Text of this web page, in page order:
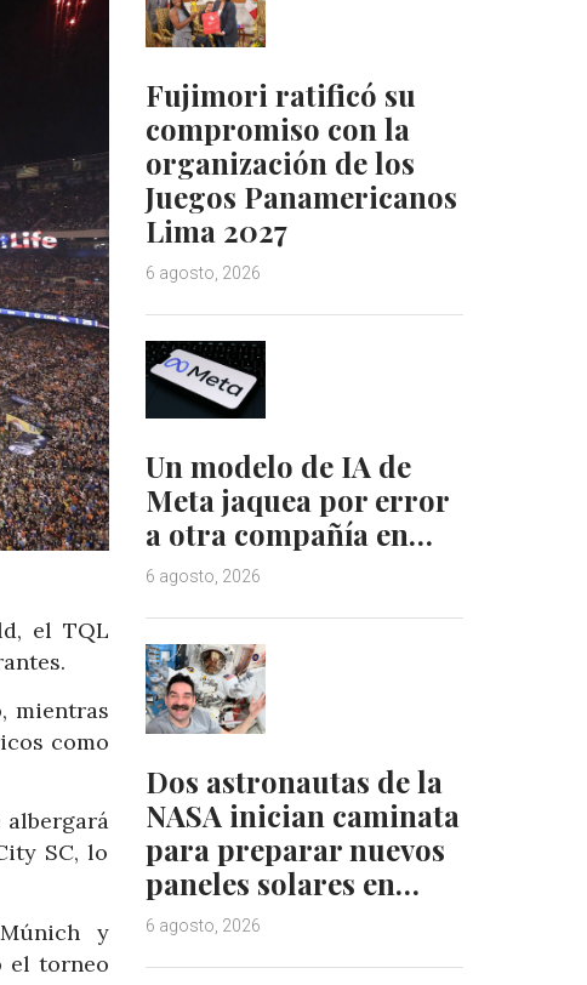
el TQL
mientras
como
albergará
SC, lo
y
el torneo
Fujimori ratificó su
compromiso con la
organización de los
Juegos Panamericanos
Lima 2027
6 agosto, 2026
Un modelo de IA de
Meta jaquea por error
a otra compañía en…
6 agosto, 2026
Dos astronautas de la
NASA inician caminata
para preparar nuevos
paneles solares en…
6 agosto, 2026